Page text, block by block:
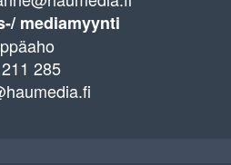
mediamyynti
285